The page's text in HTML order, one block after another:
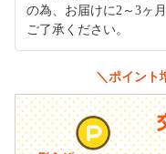
の為、お届けに2～3ヶ
ご了承ください。
＼ポイント